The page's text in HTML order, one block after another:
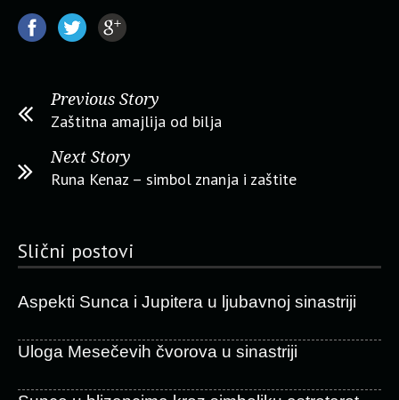
Previous Story
Zaštitna amajlija od bilja
Next Story
Runa Kenaz – simbol znanja i zaštite
Slični postovi
Aspekti Sunca i Jupitera u ljubavnoj sinastriji
Uloga Mesečevih čvorova u sinastriji